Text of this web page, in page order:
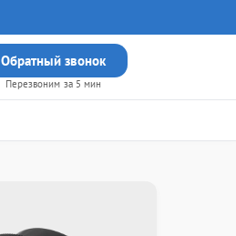
Обратный звонок
Перезвоним за 5 мин